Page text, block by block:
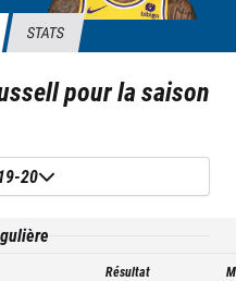
STATS
pour la saison
20
Résultat